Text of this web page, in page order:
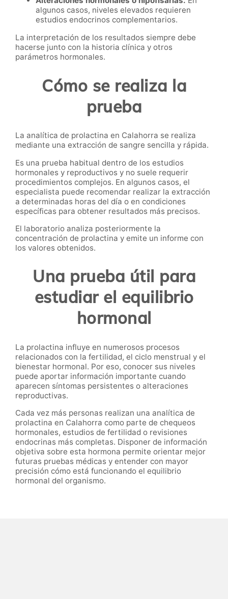
algunos casos, niveles elevados requieren
estudios endocrinos complementarios.
La interpretación de los resultados siempre debe
hacerse junto con la historia clínica y otros
parámetros hormonales.
Cómo se realiza la
prueba
La analítica de prolactina en Calahorra se realiza
mediante una extracción de sangre sencilla y rápida.
Es una prueba habitual dentro de los estudios
hormonales y reproductivos y no suele requerir
procedimientos complejos. En algunos casos, el
especialista puede recomendar realizar la extracción
a determinadas horas del día o en condiciones
específicas para obtener resultados más precisos.
El laboratorio analiza posteriormente la
concentración de prolactina y emite un informe con
los valores obtenidos.
Una prueba útil para
estudiar el equilibrio
hormonal
La prolactina influye en numerosos procesos
relacionados con la fertilidad, el ciclo menstrual y el
bienestar hormonal. Por eso, conocer sus niveles
puede aportar información importante cuando
aparecen síntomas persistentes o alteraciones
reproductivas.
Cada vez más personas realizan una analítica de
prolactina en Calahorra como parte de chequeos
hormonales, estudios de fertilidad o revisiones
endocrinas más completas. Disponer de información
objetiva sobre esta hormona permite orientar mejor
futuras pruebas médicas y entender con mayor
precisión cómo está funcionando el equilibrio
hormonal del organismo.